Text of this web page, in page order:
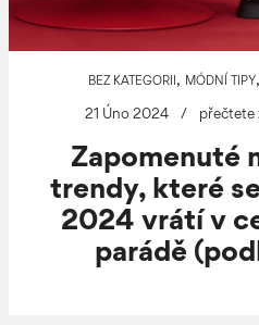
BEZ KATEGORII , MÓDNÍ TIPY,
21 Úno 2024 / přečtete
Zapomenuté
trendy, které
2024 vrátí v
parádě